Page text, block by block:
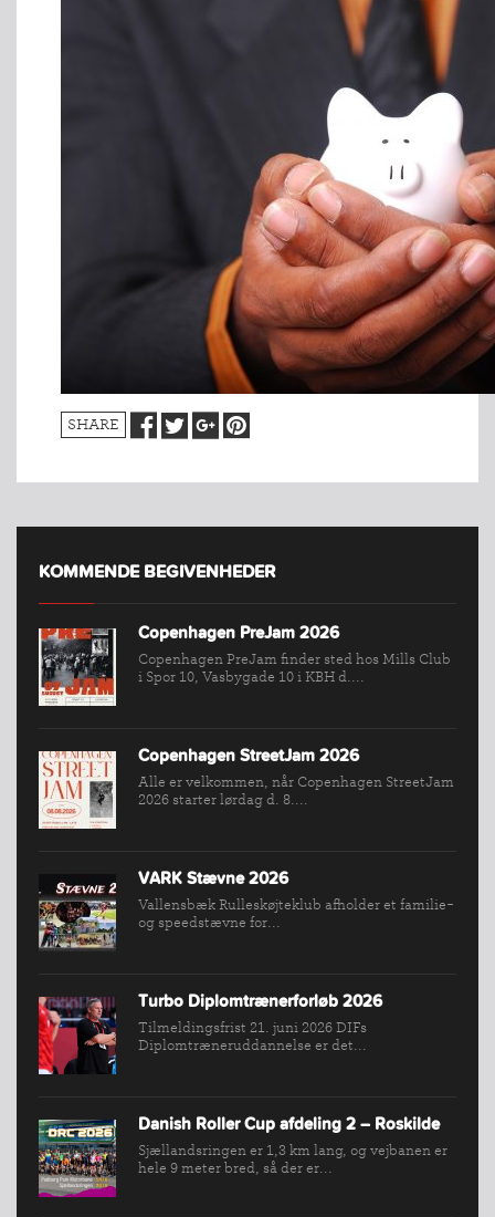
INDMELDELSE
BREDDEPULJE
KLUB
SPORTSGRENE
VÆRKTØJSKASSEN
KONKURRENCER
SHARE
KOMMENDE BEGIVENHEDER
Copenhagen PreJam 2026
Copenhagen PreJam finder sted hos Mills Club
i Spor 10, Vasbygade 10 i KBH d....
Copenhagen StreetJam 2026
Alle er velkommen, når Copenhagen StreetJam
2026 starter lørdag d. 8....
VARK Stævne 2026
Vallensbæk Rulleskøjteklub afholder et familie-
og speedstævne for...
Turbo Diplomtrænerforløb 2026
Tilmeldingsfrist 21. juni 2026 DIFs
Diplomtræneruddannelse er det...
Danish Roller Cup afdeling 2 – Roskilde
Sjællandsringen er 1,3 km lang, og vejbanen er
hele 9 meter bred, så der er...